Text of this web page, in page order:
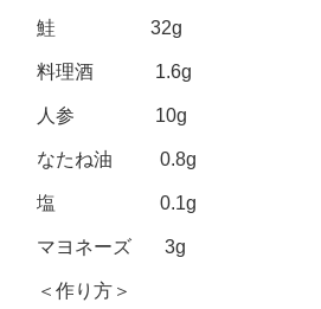
鮭 32g
料理酒 1.6g
人参 10g
なたね油 0.8g
塩 0.1g
マヨネーズ 3g
＜作り方＞